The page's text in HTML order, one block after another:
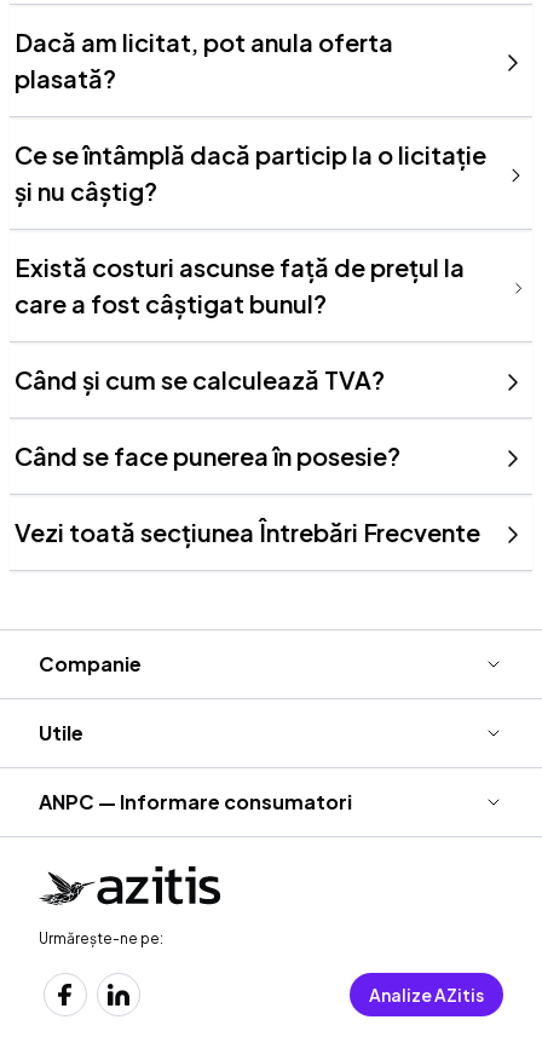
Dacă am licitat, pot anula oferta
plasată?
Ce se întâmplă dacă particip la o licitație
și nu câștig?
Există costuri ascunse față de prețul la
care a fost câștigat bunul?
Când și cum se calculează TVA?
Când se face punerea în posesie?
Vezi toată secțiunea Întrebări Frecvente
Companie
Utile
ANPC — Informare consumatori
Urmărește-ne pe:
Analize AZitis